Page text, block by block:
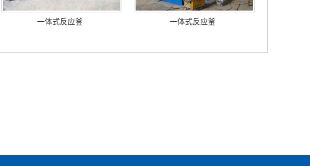
一体式反应釜 一体式反应釜